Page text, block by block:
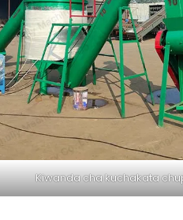
Kiwanda cha kuchakata